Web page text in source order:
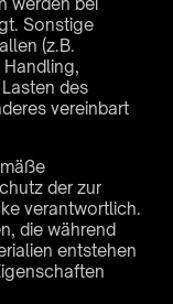
Sonstige
(z.B.
des
vereinbart
der zur
verantwortlich.
die während
entstehen